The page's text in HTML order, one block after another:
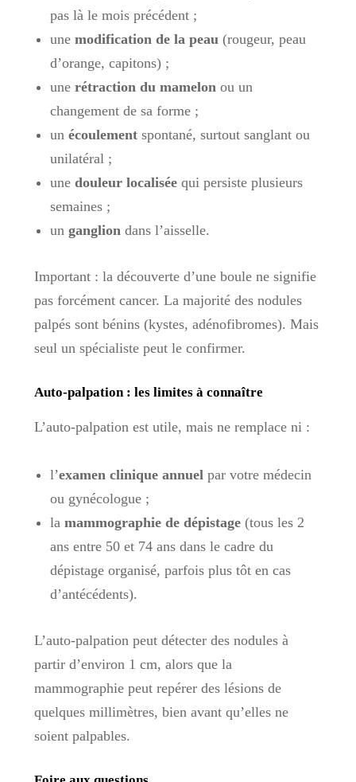
pas là le mois précédent ;
une modification de la peau (rougeur, peau
d’orange, capitons) ;
une rétraction du mamelon ou un
changement de sa forme ;
un écoulementspontané, surtout sanglant ou
unilatéral ;
une douleur localiséequi persiste plusieurs
semaines ;
un ganglion dans l’aisselle.
Important : la découverte d’une boule ne signifie
pas forcément cancer. La majorité des nodules
palpés sont bénins (kystes, adénofibromes). Mais
seul un spécialiste peut le confirmer.
Auto-palpation : les limites à connaître
L’auto-palpation est utile, mais ne remplace ni :
l’examen clinique annuel par votre médecin
ou gynécologue ;
la mammographie de dépistage(tous les 2
ans entre 50 et 74 ans dans le cadre du
dépistage organisé, parfois plus tôt en cas
d’antécédents).
L’auto-palpation peut détecter des nodules à
partir d’environ 1 cm, alors que la
mammographie peut repérer des lésions de
quelques millimètres, bien avant qu’elles ne
soient palpables.